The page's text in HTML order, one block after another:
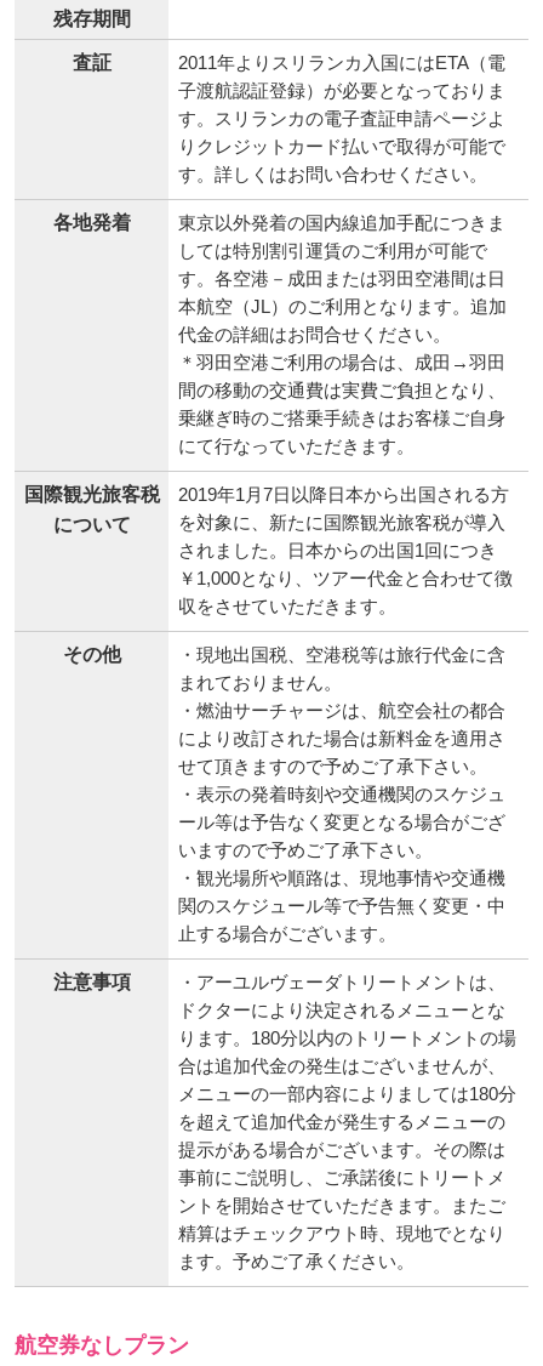
残存期間
査証
2011年よりスリランカ入国にはETA（電
子渡航認証登録）が必要となっておりま
す。スリランカの電子査証申請ページよ
りクレジットカード払いで取得が可能で
す。詳しくはお問い合わせください。
各地発着
東京以外発着の国内線追加手配につきま
しては特別割引運賃のご利用が可能で
す。各空港－成田または羽田空港間は日
本航空（JL）のご利用となります。追加
代金の詳細はお問合せください。
＊羽田空港ご利用の場合は、成田→羽田
間の移動の交通費は実費ご負担となり、
乗継ぎ時のご搭乗手続きはお客様ご自身
にて行なっていただきます。
国際観光旅客税
について
2019年1月7日以降日本から出国される方
を対象に、新たに国際観光旅客税が導入
されました。日本からの出国1回につき
￥1,000となり、ツアー代金と合わせて徴
収をさせていただきます。
その他
・現地出国税、空港税等は旅行代金に含
まれておりません。
・燃油サーチャージは、航空会社の都合
により改訂された場合は新料金を適用さ
せて頂きますので予めご了承下さい。
・表示の発着時刻や交通機関のスケジュ
ール等は予告なく変更となる場合がござ
いますので予めご了承下さい。
・観光場所や順路は、現地事情や交通機
関のスケジュール等で予告無く変更・中
止する場合がございます。
注意事項
・アーユルヴェーダトリートメントは、
ドクターにより決定されるメニューとな
ります。180分以内のトリートメントの場
合は追加代金の発生はございませんが、
メニューの一部内容によりましては180分
を超えて追加代金が発生するメニューの
提示がある場合がございます。その際は
事前にご説明し、ご承諾後にトリートメ
ントを開始させていただきます。またご
精算はチェックアウト時、現地でとなり
ます。予めご了承ください。
航空券なしプラン